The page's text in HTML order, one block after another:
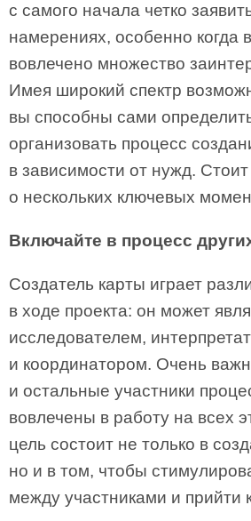
с самого начала четко
намерениях, особенно когда
вовлечено множество
Имея широкий спектр
вы способны сами
организовать процесс
в зависимости от нужд.
о нескольких ключевых
Включайте в процесс
Создатель карты играет
в ходе проекта: он может
исследователем,
и координатором. Очень
и остальные участники
вовлечены в работу на всех
цель состоит не только в
но и в том, чтобы
между участниками и прийти